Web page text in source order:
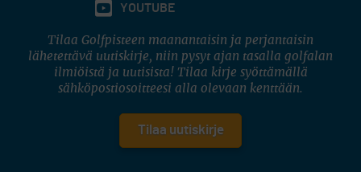
YOUTUBE
Tilaa Golfpisteen maanantaisin ja perjantaisin
lähetettävä uutiskirje, niin pysyt ajan tasalla golfalan
ilmiöistä ja uutisista! Tilaa kirje syöttämällä
sähköpostiosoitteesi alla olevaan kenttään.
Tilaa uutiskirje